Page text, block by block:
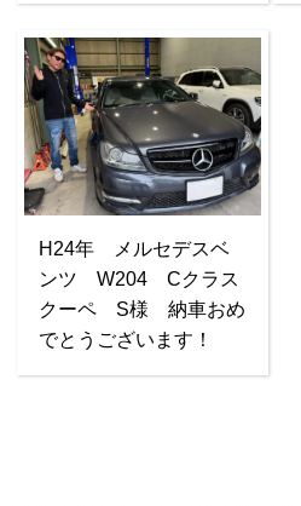
H24年 メルセデスベ
ンツ W204 Cクラス
クーペ S様 納車おめ
でとうございます！